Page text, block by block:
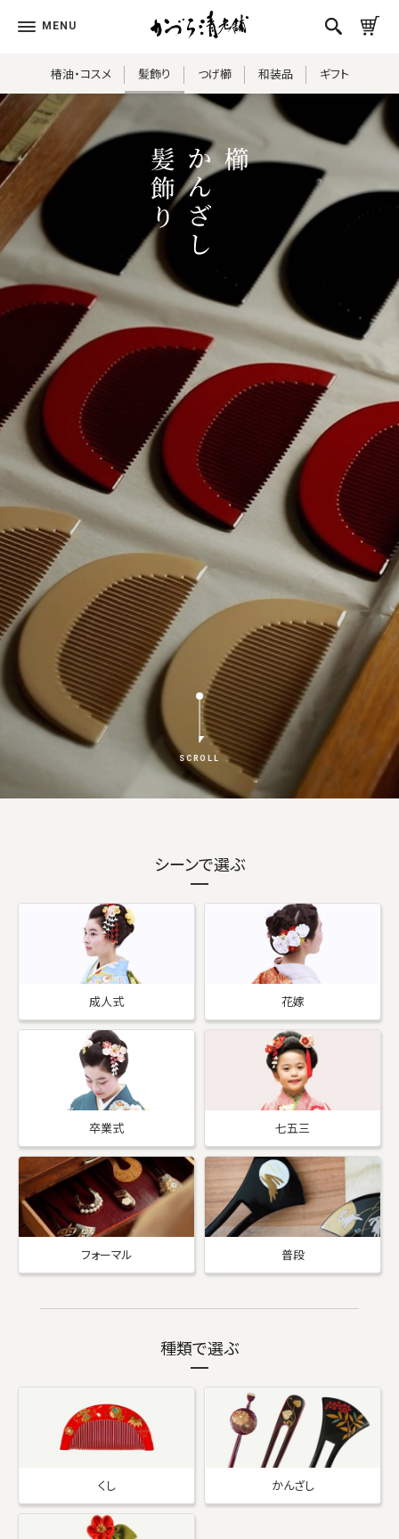
椿油・コスメ 髪飾り つげ櫛 和装品 ギフト
SCROLL
シーンで選ぶ
成人式 花嫁
卒業式 七五三
フォーマル 普段
種類で選ぶ
くし かんざし